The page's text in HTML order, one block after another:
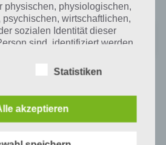
+
Google Play Store für Android erscheinen
Da Entwickler Dollar Beach schon
Store veröffentlicht hat, ist es also gut
physischen, physiologischen,
wirtschaftlichen,
sozialen Identität dieser
sind, identifiziert werden
ist jede identifizierte oder
Statistiken
akzeptieren